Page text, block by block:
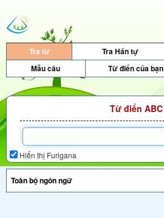
Tra từ Tra Hán tự
Mẫu câu
Từ điển của bạn
Từ điển ABC
Hiển thị Furigana